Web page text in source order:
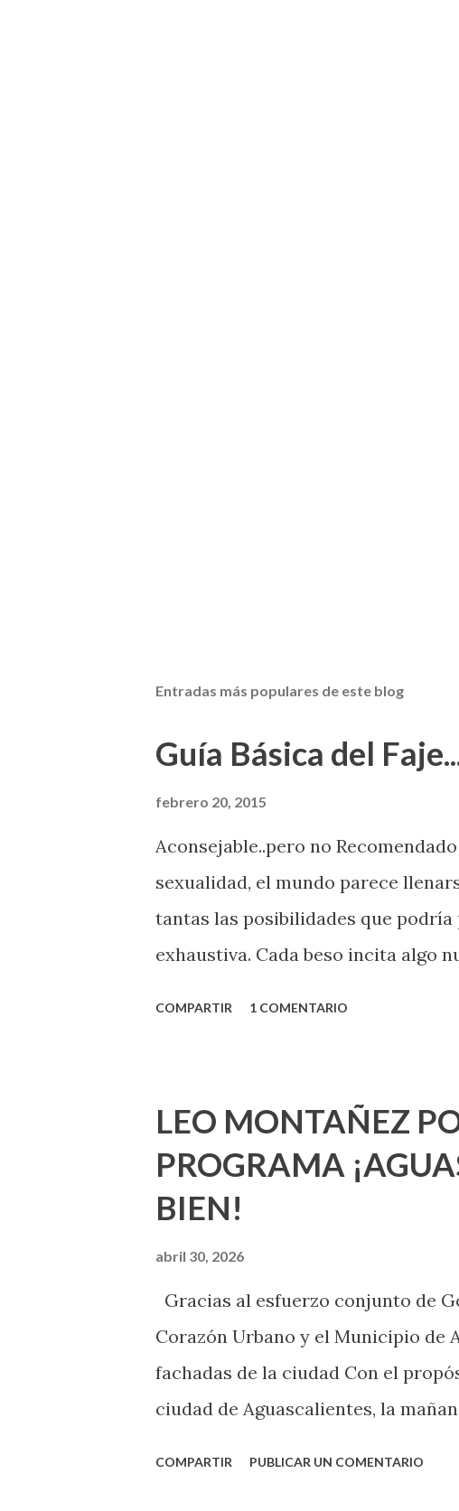
Entradas más populares de este blog
Guía Básica del
febrero 20, 2015
Aconsejable..pero no
sexualidad, el mundo parece
tantas las posibilidades que
exhaustiva. Cada beso incita algo
que estés lista para lo que sea
lo que deberías saber. Pero
sexuales no son expertos o
nuevo que aprender y nuevas
como cualquier persona con
cuando ambas partes son
COMPARTIR 1 COMENTARIO
LEO MONTAÑEZ
PROGRAMA
BIEN!
abril 30, 2026
Gracias al esfuerzo conjunto de
Corazón Urbano y el Municipio de
fachadas de la ciudad Con el
ciudad de Aguascalientes, la
COMPARTIR PUBLICAR UN COMENTARIO